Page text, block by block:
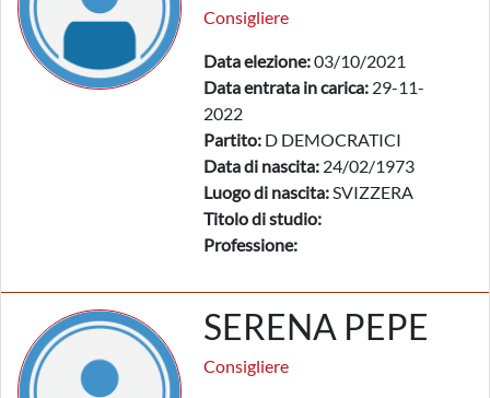
Consigliere
Data elezione:03/10/2021
Data entrata in carica: 29-11-
2022
Partito: D DEMOCRATICI
Data di nascita: 24/02/1973
Luogo di nascita:SVIZZERA
Titolo di studio:
Professione:
SERENA PEPE
Consigliere